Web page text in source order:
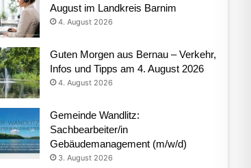
August im Landkreis Barnim
4. August 2026
Guten Morgen aus Bernau – Verkehr,
Infos und Tipps am 4. August 2026
4. August 2026
Gemeinde Wandlitz:
Sachbearbeiter/in
Gebäudemanagement (m/w/d)
3. August 2026